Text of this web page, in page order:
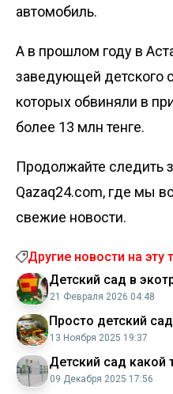
автомобиль.
А в прошлом году в
заведующей детского
которых обвиняли в
более 13 млн тенге.
Продолжайте следить
Qazaq24.com, где мы
свежие новости.
Другие новости на эту
Детский сад в
21 Февраля 2026 04:48
Просто детский сад
13 Ноября 2025 19:37
Детский сад какой
09 Декабря 2025 17:56